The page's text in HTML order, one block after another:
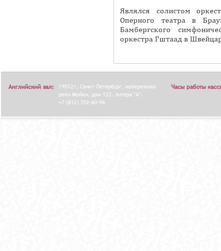
Являлся солистом
Оперного театра в
Бамбергского
оркестра Гштаад в
Английский зал:
190121, Санкт-Петербург, набережная
реки Мойки, дом 122, литера "А".
+7 (812) 702-60-96
Часы работы